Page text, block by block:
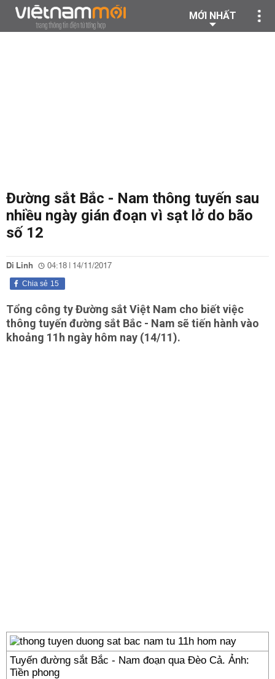
MỚI NHẤT
Đường sắt Bắc - Nam thông tuyến sau
nhiều ngày gián đoạn vì sạt lở do bão
số 12
Di Linh 04:18 | 14/11/2017
15
Chia sẻ
Tổng công ty Đường sắt Việt Nam cho biết việc
thông tuyến đường sắt Bắc - Nam sẽ tiến hành vào
khoảng 11h ngày hôm nay (14/11).
Tuyến đường sắt Bắc - Nam đoạn qua Đèo Cả. Ảnh:
Tiền phong